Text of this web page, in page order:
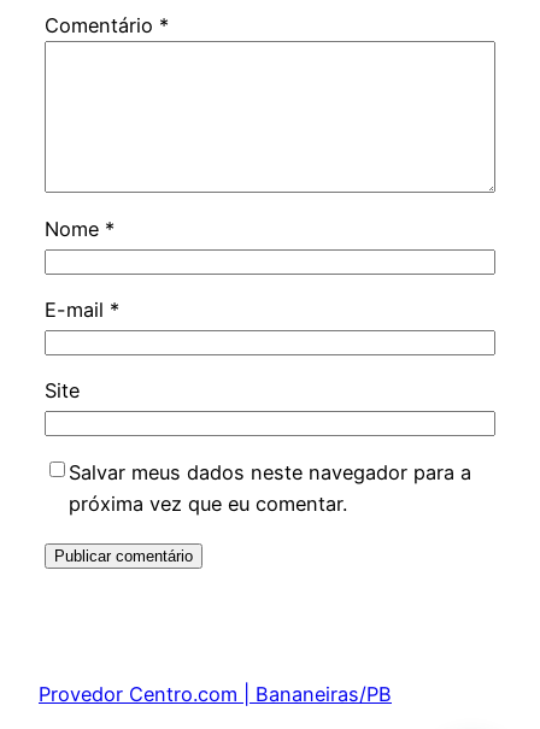
Comentário *
Nome *
E-mail *
Site
Salvar meus dados neste navegador para a
próxima vez que eu comentar.
Provedor Centro.com | Bananeiras/PB